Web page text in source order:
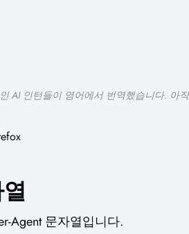
AI 인턴들이 영어에서 번역했습니다.
Agent 문자열입니다.